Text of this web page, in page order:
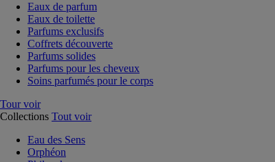
Eaux de parfum
Eaux de toilette
Parfums exclusifs
Coffrets découverte
Parfums solides
Parfums pour les cheveux
Soins parfumés pour le corps
Tour voir
Collections Tout voir
Eau des Sens
Orphéon